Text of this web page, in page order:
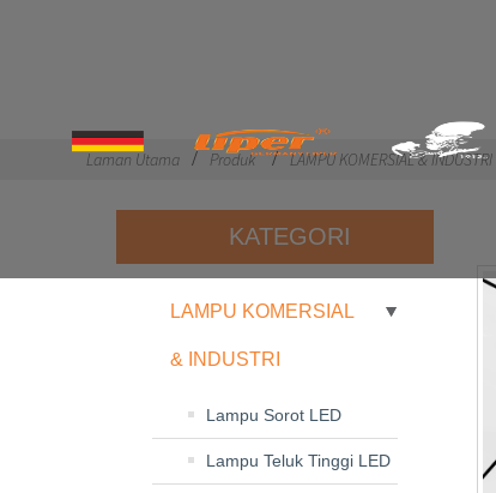
Laman Utama Produk LAMPU KOMERSIAL & INDUSTRI
KATEGORI
LAMPU KOMERSIAL
& INDUSTRI
Lampu Sorot LED
Lampu Teluk Tinggi LED